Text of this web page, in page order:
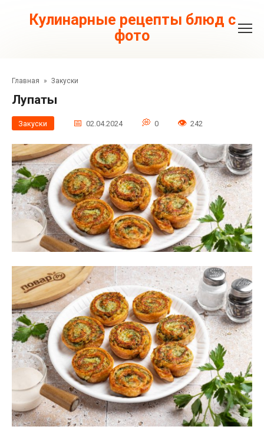
контентуКулинарные рецепты блюд с
фото
Главная » Закуски
Лупаты
Закуски 02.04.2024 0 242